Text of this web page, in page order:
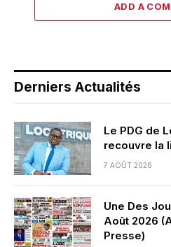
ADD A
Derniers Actualités
Le PDG de
recouvre la
7 AOÛT 2026
Une Des
Août 2026
Presse)